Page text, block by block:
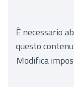
È necessario
questo
Modifica